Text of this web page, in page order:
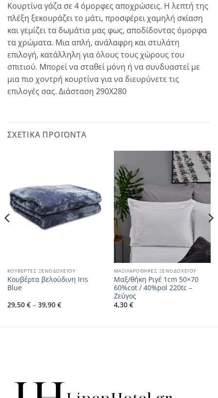
Κουρτίνα γάζα σε 4 όμορφες αποχρώσεις. Η λεπτή της
πλέξη ξεκουράζει το μάτι, προσφέρει χαμηλή σκίαση
και γεμίζει τα δωμάτια μας φως, αποδίδοντας όμορφα
τα χρώματα. Μια απλή, ανάλαφρη και στυλάτη
επιλογή, κατάλληλη για όλους τους χώρους του
σπιτιού. Μπορεί να σταθεί μόνη ή να συνδυαστεί με
μια πιο χοντρή κουρτίνα για να διευρύνετε τις
επιλογές σας. Διάσταση 290Χ280
ΣΧΕΤΙΚΆ ΠΡΟΪΌΝΤΑ
ΚΟΥΒΕΡΤΕΣ ΞΕΝΟΔΟΧΕΙΟΥ
Κουβέρτα βελούδινη Iris
Blue
29,50 € – 39,90 €Price
range:
ΜΑΞΙΛΑΡΟΘΗΚΕΣ ΞΕΝΟΔΟΧΕΙΟΥ
Μαξ/θήκη Ριγέ 1cm 50×70
60%cot / 40%pol 220tc –
Ζεύγος
4,30 €